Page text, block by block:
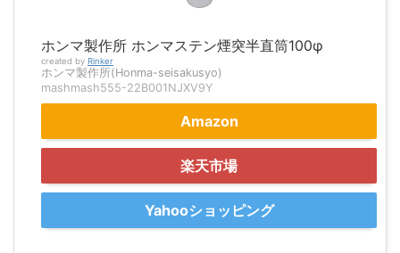
ホンマ製作所 ホンマステン煙突半直筒100φ
created by Rinker
ホンマ製作所(Honma-seisakusyo)
mashmash555-22B001NJXV9Y
Amazon
楽天市場
Yahooショッピング